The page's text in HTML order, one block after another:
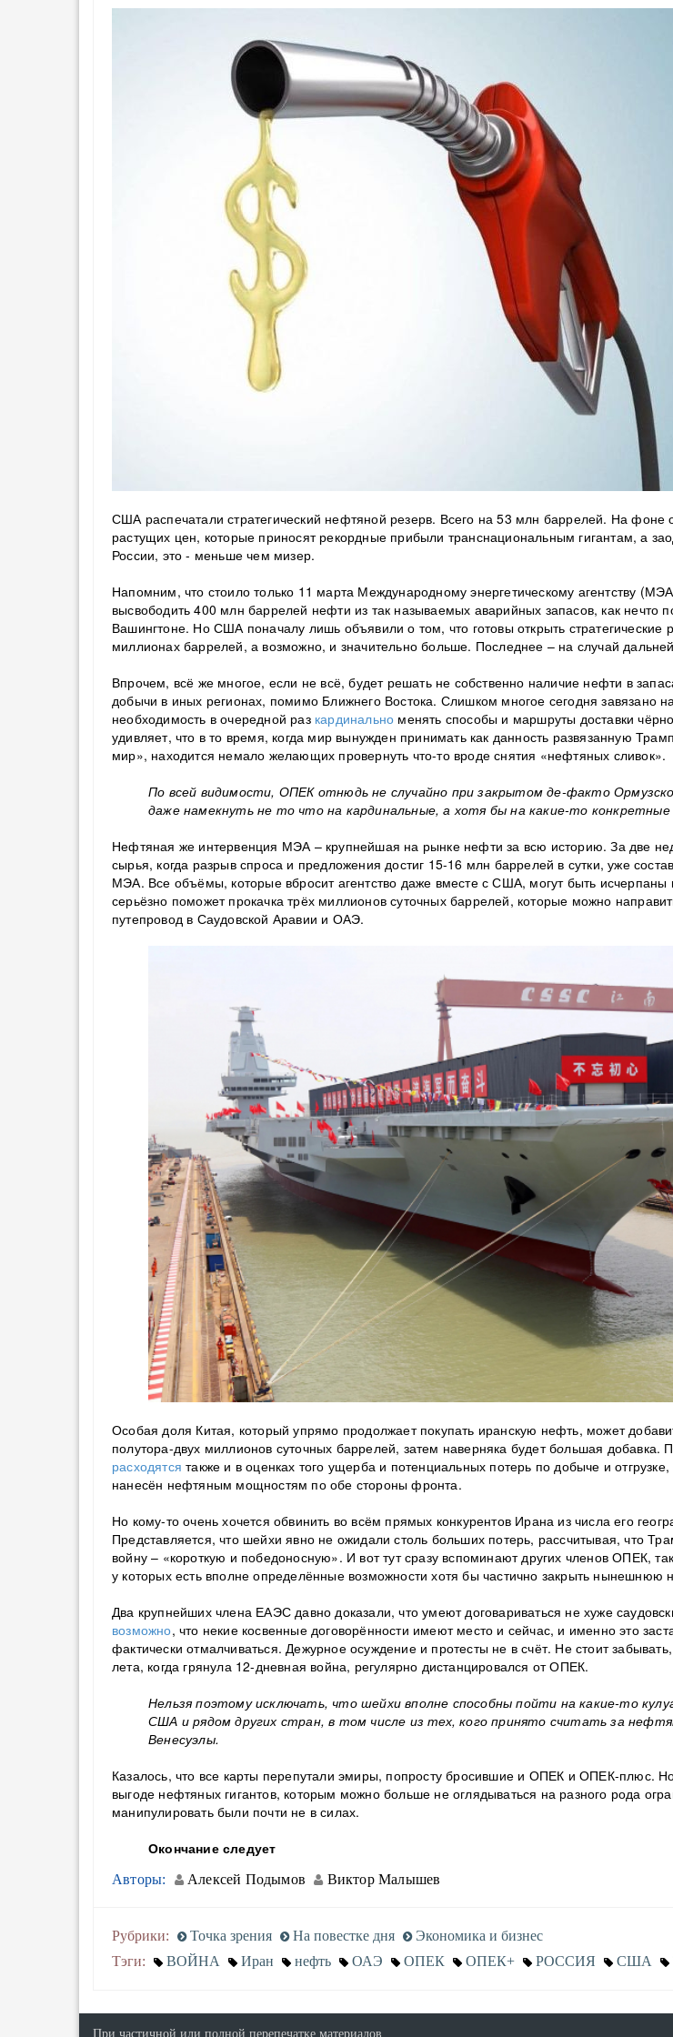
США распечатали стратегический нефтяной резерв. Всего на 53 млн баррелей. На фоне
растущих цен, которые приносят рекордные прибыли транснациональным гигантам, а
России, это - меньше чем мизер.
Напомним, что стоило только 11 марта Международному энергетическому агентству
высвободить 400 млн баррелей нефти из так называемых аварийных запасов, как нечто
Вашингтоне. Но США поначалу лишь объявили о том, что готовы открыть стратегические
миллионах баррелей, а возможно, и значительно больше. Последнее – на случай
Впрочем, всё же многое, если не всё, будет решать не собственно наличие нефти в
добычи в иных регионах, помимо Ближнего Востока. Слишком многое сегодня завязано
необходимость в очередной раз кардинально менять способы и маршруты доставки
удивляет, что в то время, когда мир вынужден принимать как данность развязанную
мир», находится немало желающих провернуть что-то вроде снятия «нефтяных сливок».
По всей видимости, ОПЕК отнюдь не случайно при закрытом де-факто
даже намекнуть не то что на кардинальные, а хотя бы на какие-то
Нефтяная же интервенция МЭА – крупнейшая на рынке нефти за всю историю. За две
сырья, когда разрыв спроса и предложения достиг 15-16 млн баррелей в сутки, уже
МЭА. Все объёмы, которые вбросит агентство даже вместе с США, могут быть исчерпаны
серьёзно поможет прокачка трёх миллионов суточных баррелей, которые можно
путепровод в Саудовской Аравии и ОАЭ.
Особая доля Китая, который упрямо продолжает покупать иранскую нефть, может
полутора-двух миллионов суточных баррелей, затем наверняка будет большая добавка.
расходятся также и в оценках того ущерба и потенциальных потерь по добыче и
нанесён нефтяным мощностям по обе стороны фронта.
Но кому-то очень хочется обвинить во всём прямых конкурентов Ирана из числа его
Представляется, что шейхи явно не ожидали столь больших потерь, рассчитывая, что
войну – «короткую и победоносную». И вот тут сразу вспоминают других членов ОПЕК,
у которых есть вполне определённые возможности хотя бы частично закрыть
Два крупнейших члена ЕАЭС давно доказали, что умеют договариваться не хуже
возможно, что некие косвенные договорённости имеют место и сейчас, и именно это
фактически отмалчиваться. Дежурное осуждение и протесты не в счёт. Не стоит
лета, когда грянула 12-дневная война, регулярно дистанцировался от ОПЕК.
Нельзя поэтому исключать, что шейхи вполне способны пойти на какие-то
США и рядом других стран, в том числе из тех, кого принято считать за
Венесуэлы.
Казалось, что все карты перепутали эмиры, попросту бросившие и ОПЕК и ОПЕК-плюс.
выгоде нефтяных гигантов, которым можно больше не оглядываться на разного рода
манипулировать были почти не в силах.
Окончание следует
Авторы: Алексей Подымов Виктор Малышев
Рубрики: Точка зрения На повестке дня
Экономика и бизнес
Тэги:
ВОЙНА Иран нефть ОАЭ ОПЕК ОПЕК+ РОССИЯ США
При частичной или полной перепечатке материалов